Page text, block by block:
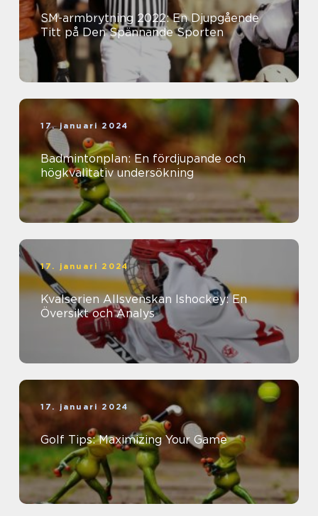
SM-armbrytning 2022: En Djupgående
Titt på Den Spännande Sporten
17. januari 2024
Badmintonplan: En fördjupande och
högkvalitativ undersökning
17. januari 2024
Kvalserien Allsvenskan Ishockey: En
Översikt och Analys
17. januari 2024
Golf Tips: Maximizing Your Game